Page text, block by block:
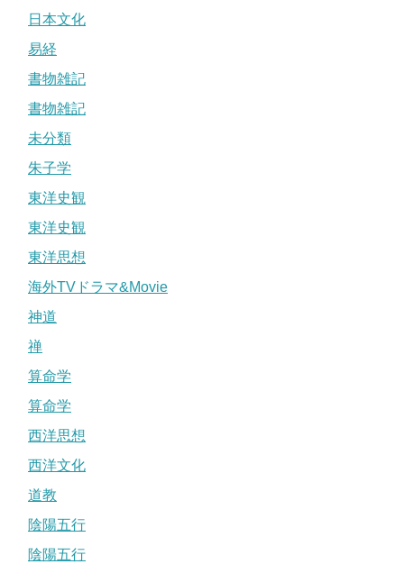
日本文化
易経
書物雑記
書物雑記
未分類
朱子学
東洋史観
東洋史観
東洋思想
海外TVドラマ&Movie
神道
禅
算命学
算命学
西洋思想
西洋文化
道教
陰陽五行
陰陽五行